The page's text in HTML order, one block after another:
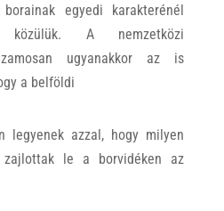
egyedi karakterénél
közülük. A nemzetközi
ugyanakkor az is
a belföldi
legyenek azzal, hogy milyen
zajlottak le a borvidéken az